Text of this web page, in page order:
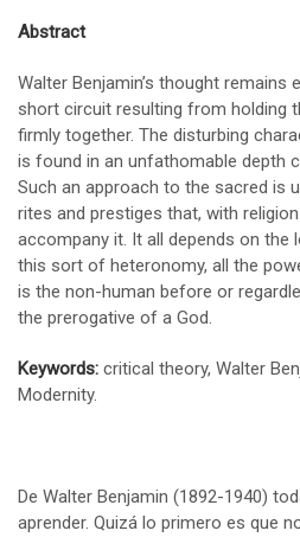
Abstract
Walter Benjamin’s thought remains
short circuit resulting from holding
firmly together. The disturbing
is found in an unfathomable depth
Such an approach to the sacred is
rites and prestiges that, with
accompany it. It all depends on the
this sort of heteronomy, all the
is the non-human before or
the prerogative of a God.
Keywords: critical theory, Walter
Modernity.
De Walter Benjamin (1892-1940)
aprender. Quizá lo primero es que